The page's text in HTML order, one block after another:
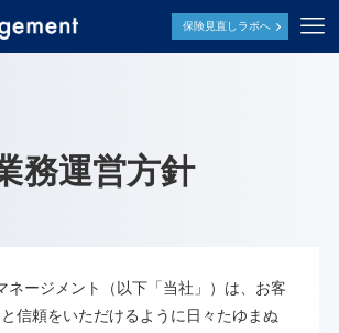
保険見直しラボへ
務運営方針
ネージメント（以下「当社」）は、お客
信頼をいただけるように日々たゆまぬ